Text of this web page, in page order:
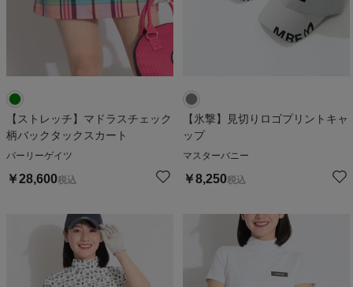
【ストレッチ】マドラスチェック
柄バックタックスカート
パーリーゲイツ
￥28,600税込
【氷撃】見切りロゴプリントキャ
ップ
マスターバニー
￥8,250税込